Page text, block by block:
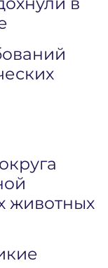
животных